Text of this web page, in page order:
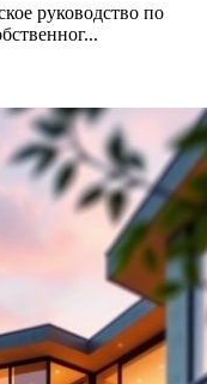
руководство по